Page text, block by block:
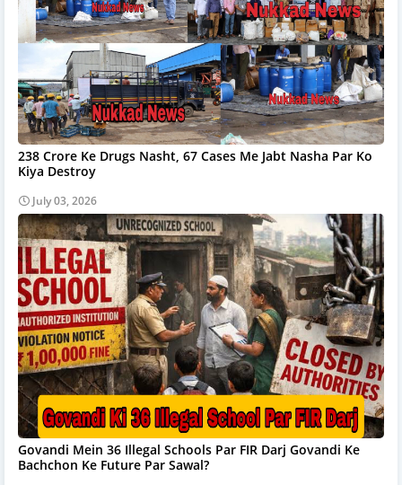
238 Crore Ke Drugs Nasht, 67 Cases Me Jabt Nasha Par Ko
Kiya Destroy
July 03, 2026
Govandi Mein 36 Illegal Schools Par FIR Darj Govandi Ke
Bachchon Ke Future Par Sawal?